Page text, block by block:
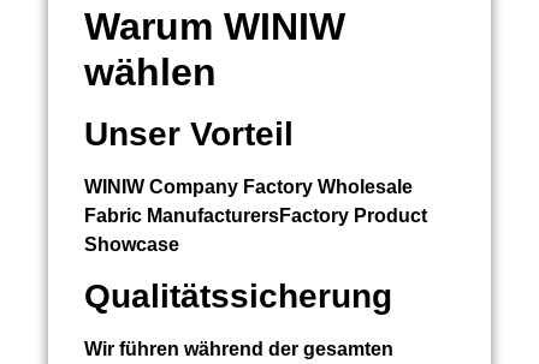
Warum WINIW
wählen
Unser Vorteil
WINIW Company Factory Wholesale
Fabric ManufacturersFactory Product
Showcase
Qualitätssicherung
Wir führen während der gesamten